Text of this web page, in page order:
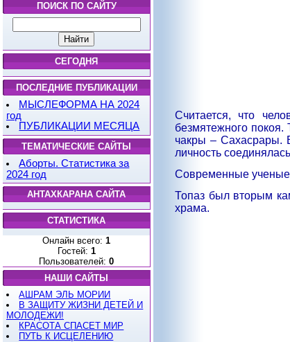
ПОИСК ПО САЙТУ
СЕГОДНЯ
ПОСЛЕДНИЕ ПУБЛИКАЦИИ
МЫСЛЕФОРМА НА 2024
год
ПУБЛИКАЦИИ МЕСЯЦА
ТЕМАТИЧЕСКИЕ САЙТЫ
Аборты. Статистика за
2024 год
АНТАХКАРАНА САЙТА
СТАТИСТИКА
Онлайн всего: 1
Гостей: 1
Пользователей: 0
НАШИ САЙТЫ
АШРАМ ЭЛЬ МОРИИ
В ЗАЩИТУ ЖИЗНИ ДЕТЕЙ И
МОЛОДЕЖИ!
КРАСОТА СПАСЕТ МИР
ПУТЬ К ИСЦЕЛЕНИЮ
Считается, что
безмятежного
чакры – Сахасрары.
личность
Современные ученые
Топаз был вторым
храма.